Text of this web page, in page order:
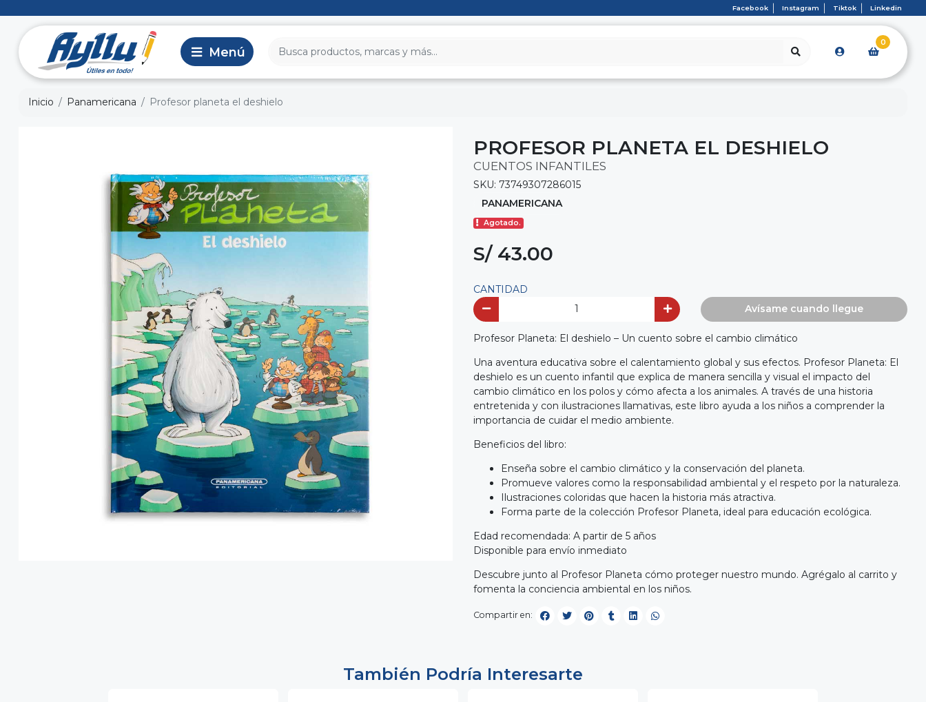
Facebook Instagram Tiktok Linkedin
0
Inicio Panamericana Profesor planeta el deshielo
PROFESOR PLANETA EL DESHIELO
CUENTOS INFANTILES
SKU: 73749307286015
PANAMERICANA
Agotado.
S/ 43.00
CANTIDAD
Avísame cuando llegue
Profesor Planeta: El deshielo – Un cuento sobre el cambio climático
Una aventura educativa sobre el calentamiento global y sus efectos. Profesor Planeta: El
deshielo es un cuento infantil que explica de manera sencilla y visual el impacto del
cambio climático en los polos y cómo afecta a los animales. A través de una historia
entretenida y con ilustraciones llamativas, este libro ayuda a los niños a comprender la
importancia de cuidar el medio ambiente.
Beneficios del libro:
Enseña sobre el cambio climático y la conservación del planeta.
Promueve valores como la responsabilidad ambiental y el respeto por la naturaleza.
Ilustraciones coloridas que hacen la historia más atractiva.
Forma parte de la colección Profesor Planeta, ideal para educación ecológica.
Edad recomendada: A partir de 5 años
Disponible para envío inmediato
Descubre junto al Profesor Planeta cómo proteger nuestro mundo. Agrégalo al carrito y
fomenta la conciencia ambiental en los niños.
Compartir en:
También Podría Interesarte